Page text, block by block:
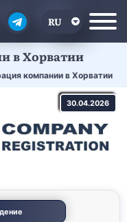
RU
в Хорватии
компании в Хорватии
30.04.2026